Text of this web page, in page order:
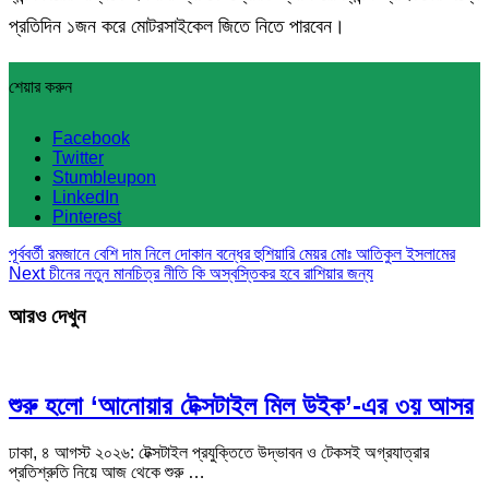
প্রতিদিন ১জন করে মোটরসাইকেল জিতে নিতে পারবেন।
শেয়ার করুন
Facebook
Twitter
Stumbleupon
LinkedIn
Pinterest
পূর্ববর্তী রমজানে বেশি দাম নিলে দোকান বন্ধের হুশিয়ারি মেয়র মোঃ আতিকুল ইসলামের
Nextচীনের নতুন মানচিত্র নীতি কি অস্বস্তিকর হবে রাশিয়ার জন্য
আরও দেখুন
শুরু হলো ‘আনোয়ার টেক্সটাইল মিল উইক’-এর ৩য় আসর
ঢাকা, ৪ আগস্ট ২০২৬: টেক্সটাইল প্রযুক্তিতে উদ্ভাবন ও টেকসই অগ্রযাত্রার
প্রতিশ্রুতি নিয়ে আজ থেকে শুরু …